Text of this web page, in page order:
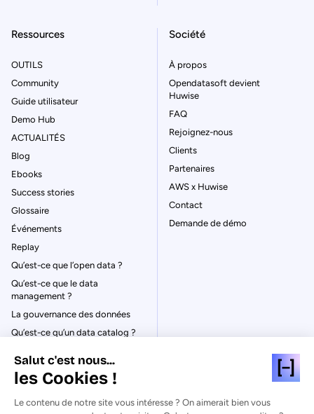
Ressources
OUTILS
Community
Guide utilisateur
Demo Hub
ACTUALITÉS
Blog
Ebooks
Success stories
Glossaire
Événements
Replay
Qu’est-ce que l’open data ?
Qu’est-ce que le data
management ?
La gouvernance des données
Qu’est-ce qu’un data catalog ?
Société
À propos
Opendatasoft devient
Huwise
FAQ
Rejoignez-nous
Clients
Partenaires
AWS x Huwise
Contact
Demande de démo
© Huwise 2026
Salut c'est nous...
les Cookies !
Le contenu de notre site vous intéresse ? On aimerait bien vous